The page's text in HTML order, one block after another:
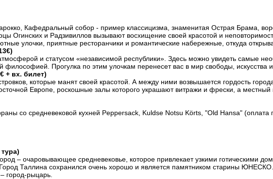
Кафедральный собор - пример классицизма, знаменитая Острая Брама,
Огинских и Радзивиллов вызывают восхищение своей красотой и
улочки, приятные ресторанчики и романтические набережные, откуда
и статусом «независимой республики». Здесь можно увидеть самые
философией. Прогулка по этим улочкам перенесет вас в мир свободы, искусства
+ вх. билет)
которые манят своей красотой. А между ними возвышается гордость
Европе, роскошные залы которого украшают витражи и фрески, а местный
со средневековой кухней Peppersack, Kuldse Notsu Körts, "Old Hansa" (оплата
– очаровывающее средневековье, которое привлекает узкими готическими
Таллина сохранился очень хорошо и является памятником старины ЮНЕСКО.
город-рыцарь.